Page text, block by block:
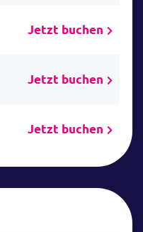
Jetzt buchen
Jetzt buchen
Jetzt buchen